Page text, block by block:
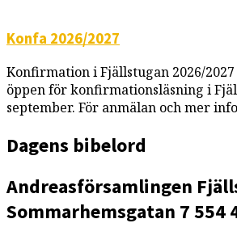
Konfa 2026/2027
Konfirmation i Fjällstugan 2026/
öppen för konfirmationsläsning i
september. För anmälan och mer
Dagens bibelord
Andreasförsamlingen
Sommarhemsgatan 7554